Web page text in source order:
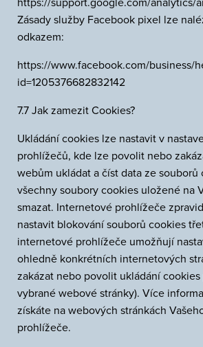
Zásady služby Facebook pixel lze
odkazem:
https://www.facebook.com/business/
id=1205376682832142
7.7 Jak zamezit Cookies?
Ukládání cookies lze nastavit v
prohlížečů, kde lze povolit nebo
webům ukládat a číst data ze
všechny soubory cookies uložené na
smazat. Internetové prohlížeče
nastavit blokování souborů cookies
internetové prohlížeče umožňují
ohledně konkrétních internetových
zakázat nebo povolit ukládání
vybrané webové stránky). Více
získáte na webových stránkách
prohlížeče.